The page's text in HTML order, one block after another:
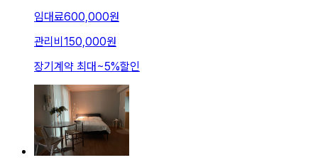
임대료600,000원
관리비 150,000원
장기계약 최대 ~5%할인